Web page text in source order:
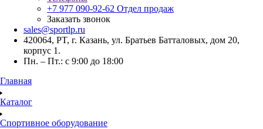
+7 977 090-92-62 Отдел продаж
Заказать звонок
sales@sportlp.ru
420064, PT, г. Казань, ул. Братьев Батталовых, дом 20,
корпус 1.
Пн. – Пт.: с 9:00 до 18:00
Главная
Каталог
Спортивное оборудование